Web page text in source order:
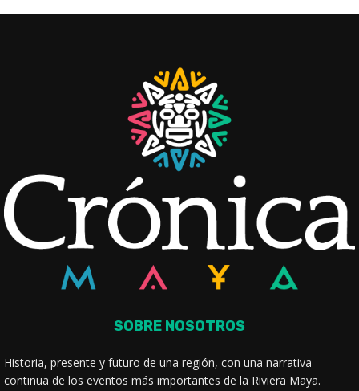
SOBRE NOSOTROS
Historia, presente y futuro de una región, con una narrativa
continua de los eventos más importantes de la Riviera Maya.